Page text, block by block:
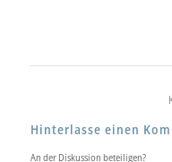
Hinterlasse einen
An der Diskussion beteiligen?